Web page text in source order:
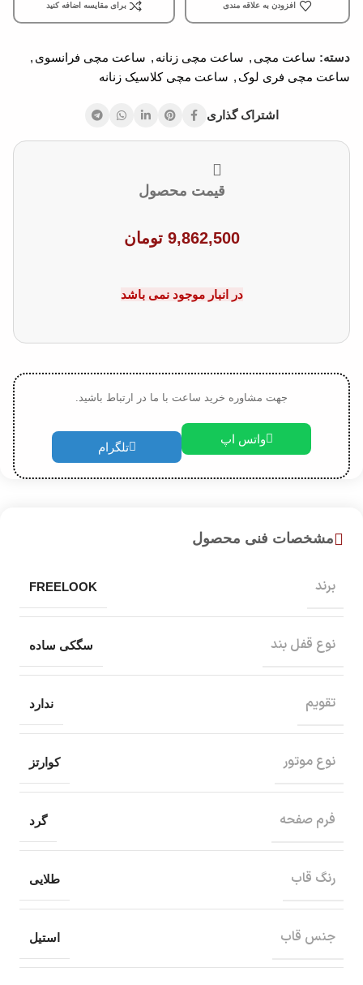
افزودن به علاقه مندی برای مقایسه اضافه کنید
دسته: ساعت مچی , ساعت مچی زنانه , ساعت مچی فرانسوی ,
ساعت مچی فری لوک , ساعت مچی کلاسیک زنانه
اشتراک گذاری
قیمت محصول
9,862,500 تومان
در انبار موجود نمی باشد
جهت مشاوره خرید ساعت با ما در ارتباط باشید.
واتس اپ
تلگرام
مشخصات فنی محصول
برند FREELOOK
نوع قفل بند سگکی ساده
تقویم ندارد
نوع موتور کوارتز
فرم صفحه گرد
رنگ قاب طلایی
جنس قاب استیل